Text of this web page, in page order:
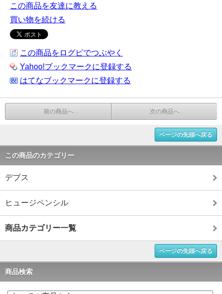
この商品を友達に教える
買い物を続ける
この商品をログピでつぶやく
Yahoo!ブックマークに登録する
はてなブックマークに登録する
前の商品へ 次の商品へ
ページの先頭へ戻る
この商品のカテゴリー
デプス
ヒュージペンシル
商品カテゴリー一覧
ページの先頭へ戻る
商品検索